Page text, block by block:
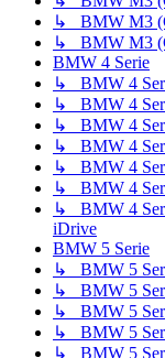
↳ BMW M3
↳ BMW M3
BMW 4 Serie
↳ BMW 4
↳ BMW 4
↳ BMW 4
↳ BMW 4
↳ BMW 4
↳ BMW 4
↳ BMW 4
iDrive
BMW 5 Serie
↳ BMW 5
↳ BMW 5
↳ BMW 5
↳ BMW 5
↳ BMW 5